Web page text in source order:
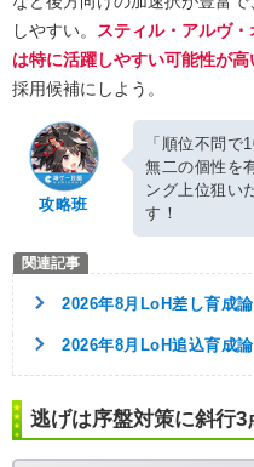
しやすい。
スティル・アルヴ
は特に活躍しやすい可能性が高
採用候補にしよう。
攻略班
「順位不問で
無二の個性を
ング上位狙い
す！
2026年8月LoH差し育成論
2026年8月LoH追込育成論
逃げは序盤対策に斜行3